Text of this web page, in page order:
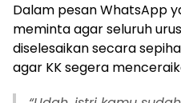
Dalam pesan WhatsApp
meminta agar seluruh
diselesaikan secara
agar KK segera